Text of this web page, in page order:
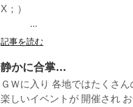
X
...
記事を読む
静かに合掌…
ＧＷに入り 各地ではたくさ
楽しいイベントが 開催され